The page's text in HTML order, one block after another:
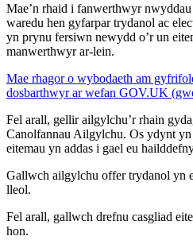
Mae’n rhaid i fanwerthwyr
waredu hen gyfarpar trydanol ac
yn prynu fersiwn newydd o’r un
manwerthwyr ar-lein.
Mae rhagor o wybodaeth am
dosbarthwyr ar wefan GOV.UK
Fel arall, gellir ailgylchu’r rhain
Canolfannau Ailgylchu. Os ydynt
eitemau yn addas i gael eu
Gallwch ailgylchu offer trydanol yn
lleol.
Fel arall, gallwch drefnu casgliad
hon.